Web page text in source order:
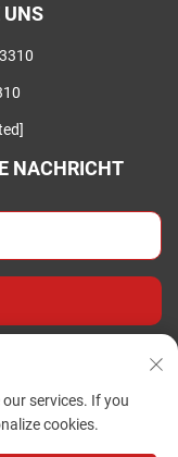
UNS
NACHRICHT
Chengwei Industrial
services. If you
cookies.